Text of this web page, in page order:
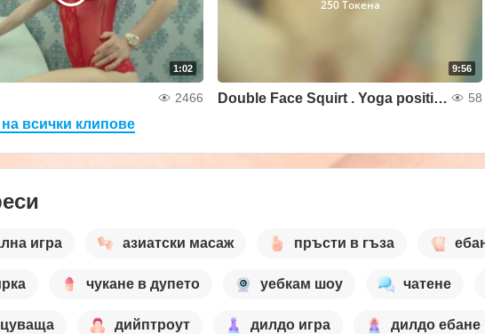
1:02
2466
9:56
250 Токена
Double Face Squirt . Yoga position 58
всички клипове
игра азиатски масаж пръсти в гъза
чукане в дупето уебкам шоу чатене
дийптроут дилдо игра дилдо ебане